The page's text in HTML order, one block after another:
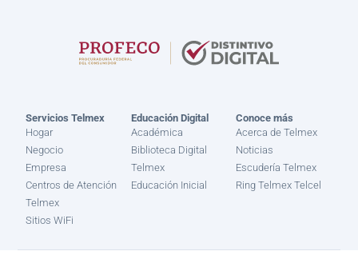
Servicios Telmex
Hogar
Negocio
Empresa
Centros de Atención
Telmex
Sitios WiFi
Educación Digital
Académica
Biblioteca Digital
Telmex
Educación Inicial
Conoce más
Acerca de Telmex
Noticias
Escudería Telmex
Ring Telmex Telcel